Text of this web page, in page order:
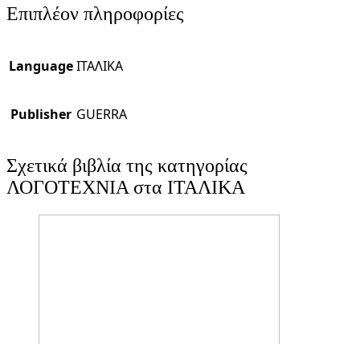
Επιπλέον πληροφορίες
LanguageΙΤΑΛΙΚΑ
Publisher GUERRA
Σχετικά βιβλία της κατηγορίας
ΛΟΓΟΤΕΧΝΙΑ στα ΙΤΑΛΙΚΑ